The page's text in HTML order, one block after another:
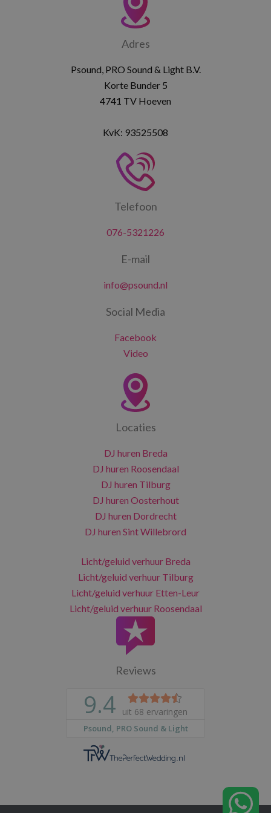
Adres
Psound, PRO Sound & Light B.V.
Korte Bunder 5
4741 TV Hoeven
KvK: 93525508
Telefoon
076-5321226
E-mail
info@psound.nl
Social Media
Facebook
Video
Locaties
DJ huren Breda
DJ huren Roosendaal
DJ huren Tilburg
DJ huren Oosterhout
DJ huren Dordrecht
DJ huren Sint Willebrord
Licht/geluid verhuur Breda
Licht/geluid verhuur Tilburg
Licht/geluid verhuur Etten-Leur
Licht/geluid verhuur Roosendaal
Reviews